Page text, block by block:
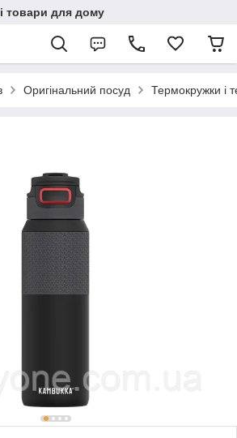
товари для дому
Оригінальний посуд Термокружки і